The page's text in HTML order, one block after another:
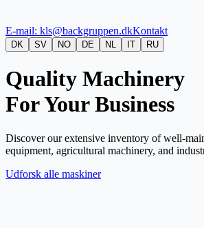
E-mail: kls@backgruppen.dkKontakt
DK SV NO DE NL IT RU
Quality Machinery
For Your Business
Discover our extensive inventory of well-
equipment, agricultural machinery, and
Udforsk alle maskiner